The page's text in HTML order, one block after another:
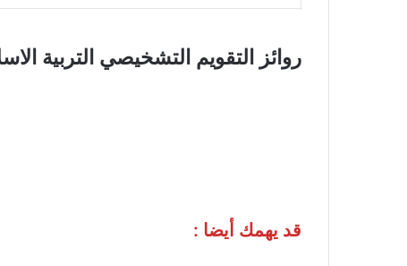
روائز التقويم التشخيصي التربية
قد يهمك أيضا :